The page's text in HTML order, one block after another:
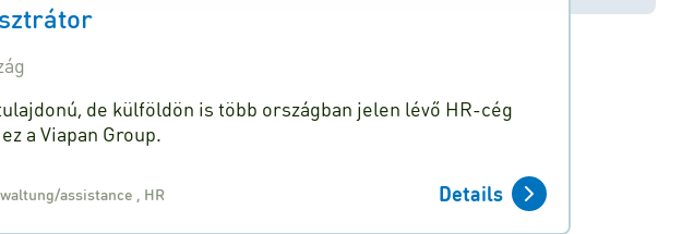
de külföldön is több országban jelen lévő HR-cég
a Viapan Group.
assistance HR Details